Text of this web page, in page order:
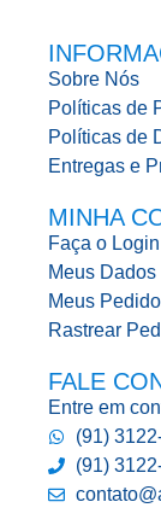
Sobre Nós
Políticas de
Políticas de
Entregas e
MINHA
Faça o Login
Meus Dados
Meus
Rastrear
FALE
Entre em
(91)
(91)